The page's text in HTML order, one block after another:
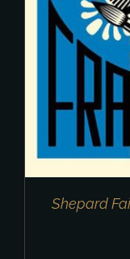
Shepard